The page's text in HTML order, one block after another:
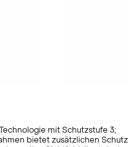
mit Schutzstufe 3;
bietet zusätzlichen Schutz